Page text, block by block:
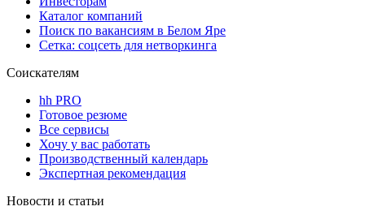
Каталог компаний
Поиск по вакансиям в Белом Яре
Сетка: соцсеть для нетворкинга
Соискателям
hh PRO
Готовое резюме
Все сервисы
Хочу у вас работать
Производственный календарь
Экспертная рекомендация
Новости и статьи